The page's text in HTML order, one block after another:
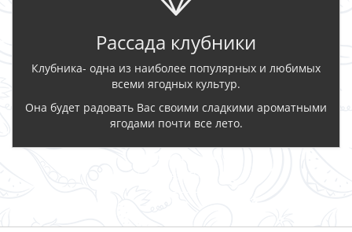
Рассада клубники
Клубника- одна из наиболее популярных и любимых
всеми ягодных культур.
Она будет радовать Вас своими сладкими ароматными
ягодами почти все лето.